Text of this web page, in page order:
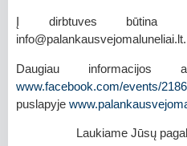
Į dirbtuves būtina
info@palankausvejomaluneliai.lt.
Daugiau informacijos
www.facebook.com/events/
puslapyje
Laukiame Jūsų